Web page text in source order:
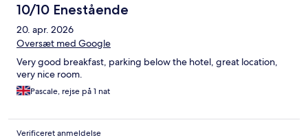
10/10 Enestående
20. apr. 2026
Oversæt med Google
Very good breakfast, parking below the hotel, great location,
very nice room.
Pascale, rejse på 1 nat
Verificeret anmeldelse